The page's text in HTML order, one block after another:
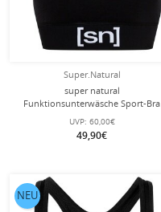
Super.Natural
super natural
Funktionsunterwäsche Sport-Bra
Super Top (angenehmer
Tragekomfort) schwarz Damen
UVP: 60,00€
49,90€
NEU